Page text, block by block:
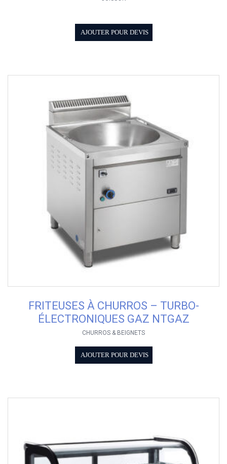
AJOUTER POUR DEVIS
FRITEUSES À CHURROS – TURBO-
ÉLECTRONIQUES GAZ NTGAZ
CHURROS & BEIGNETS
AJOUTER POUR DEVIS